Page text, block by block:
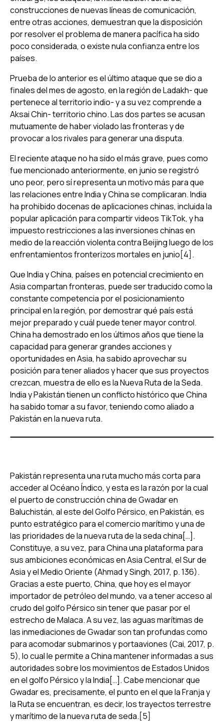
construcciones de nuevas líneas de comunicación,
entre otras acciones, demuestran que la disposición
por resolver el problema de manera pacífica ha sido
poco considerada, o existe nula confianza entre los
países.
Prueba de lo anterior es el último ataque que se dio a
finales del mes de agosto, en la región de Ladakh- que
pertenece al territorio indio- y a su vez comprende a
Aksai Chin- territorio chino. Las dos partes se acusan
mutuamente de haber violado las fronteras y de
provocar a los rivales para generar una disputa.
El reciente ataque no ha sido el más grave, pues como
fue mencionado anteriormente, en junio se registró
uno peor, pero sí representa un motivo más para que
las relaciones entre India y China se complicaran. India
ha prohibido docenas de aplicaciones chinas, incluida la
popular aplicación para compartir videos TikTok, y ha
impuesto restricciones a las inversiones chinas en
medio de la reacción violenta contra Beijing luego de los
enfrentamientos fronterizos mortales en junio[4].
Que India y China, países en potencial crecimiento en
Asia compartan fronteras, puede ser traducido como la
constante competencia por el posicionamiento
principal en la región, por demostrar qué país está
mejor preparado y cuál puede tener mayor control.
China ha demostrado en los últimos años que tiene la
capacidad para generar grandes acciones y
oportunidades en Asia, ha sabido aprovechar su
posición para tener aliados y hacer que sus proyectos
crezcan, muestra de ello es la Nueva Ruta de la Seda.
India y Pakistán tienen un conflicto histórico que China
ha sabido tomar a su favor, teniendo como aliado a
Pakistán en la nueva ruta.
Pakistán representa una ruta mucho más corta para
acceder al Océano Índico, y esta es la razón por la cual
el puerto de construcción china de Gwadar en
Baluchistán, al este del Golfo Pérsico, en Pakistán, es
punto estratégico para el comercio marítimo y una de
las prioridades de la nueva ruta de la seda china[…].
Constituye, a su vez, para China una plataforma para
sus ambiciones económicas en Asia Central, el Sur de
Asia y el Medio Oriente (Ahmad y Singh, 2017, p. 136).
Gracias a este puerto, China, que hoy es el mayor
importador de petróleo del mundo, va a tener acceso al
crudo del golfo Pérsico sin tener que pasar por el
estrecho de Malaca. A su vez, las aguas marítimas de
las inmediaciones de Gwadar son tan profundas como
para acomodar submarinos y portaaviones (Cai, 2017, p.
5), lo cual le permite a China mantener informadas a sus
autoridades sobre los movimientos de Estados Unidos
en el golfo Pérsico y la India[…]. Cabe mencionar que
Gwadar es, precisamente, el punto en el que la Franja y
la Ruta se encuentran, es decir, los trayectos terrestre
y marítimo de la nueva ruta de seda.[5]